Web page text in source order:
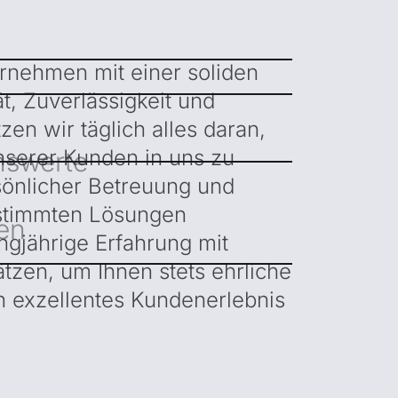
mit einer soliden
Zuverlässigkeit und
wir täglich alles daran,
Kunden in uns zu
Betreuung und
Lösungen
Erfahrung mit
um Ihnen stets ehrliche
exzellentes Kundenerlebnis